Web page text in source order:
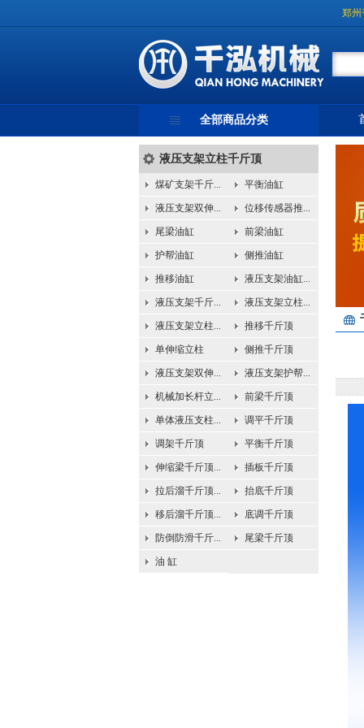
郑州
全部商品分类
液压支架立柱千斤顶
煤矿支架千斤... 平衡油缸
液压支架双伸... 位移传感器推...
尾梁油缸 前梁油缸
护帮油缸 侧推油缸
推移油缸 液压支架油缸...
液压支架千斤... 液压支架立柱...
液压支架立柱... 推移千斤顶
单伸缩立柱 侧推千斤顶
液压支架双伸... 液压支架护帮...
机械加长杆立... 前梁千斤顶
单体液压支柱... 调平千斤顶
调架千斤顶 平衡千斤顶
伸缩梁千斤顶... 插板千斤顶
拉后溜千斤顶... 抬底千斤顶
移后溜千斤顶... 底调千斤顶
防倒防滑千斤... 尾梁千斤顶
油 缸